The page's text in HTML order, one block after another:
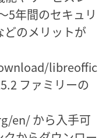
5年間のセキュリ
どのメリットが
libreoffic
ファミリーの
en/ から入手可